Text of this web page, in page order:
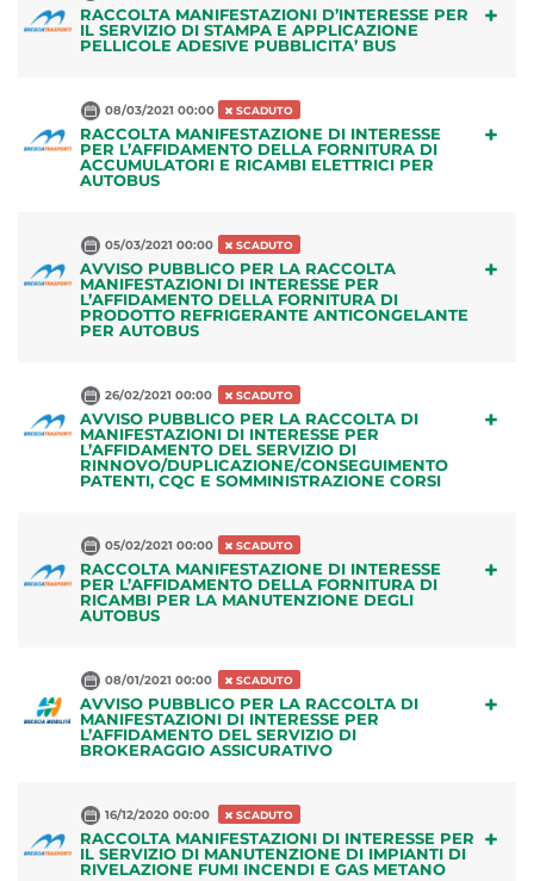
RACCOLTA MANIFESTAZIONI D’INTERESSE PER
IL SERVIZIO DI STAMPA E APPLICAZIONE
PELLICOLE ADESIVE PUBBLICITA’ BUS
+
08/03/2021 00:00 SCADUTO
RACCOLTA MANIFESTAZIONE DI INTERESSE
PER L’AFFIDAMENTO DELLA FORNITURA DI
ACCUMULATORI E RICAMBI ELETTRICI PER
AUTOBUS
+
05/03/2021 00:00 SCADUTO
AVVISO PUBBLICO PER LA RACCOLTA
MANIFESTAZIONI DI INTERESSE PER
L’AFFIDAMENTO DELLA FORNITURA DI
PRODOTTO REFRIGERANTE ANTICONGELANTE
PER AUTOBUS
+
26/02/2021 00:00 SCADUTO
AVVISO PUBBLICO PER LA RACCOLTA DI
MANIFESTAZIONI DI INTERESSE PER
L’AFFIDAMENTO DEL SERVIZIO DI
RINNOVO/DUPLICAZIONE/CONSEGUIMENTO
PATENTI, CQC E SOMMINISTRAZIONE CORSI
+
05/02/2021 00:00 SCADUTO
RACCOLTA MANIFESTAZIONE DI INTERESSE
PER L’AFFIDAMENTO DELLA FORNITURA DI
RICAMBI PER LA MANUTENZIONE DEGLI
AUTOBUS
+
08/01/2021 00:00 SCADUTO
AVVISO PUBBLICO PER LA RACCOLTA DI
MANIFESTAZIONI DI INTERESSE PER
L’AFFIDAMENTO DEL SERVIZIO DI
BROKERAGGIO ASSICURATIVO
+
16/12/2020 00:00 SCADUTO
RACCOLTA MANIFESTAZIONI DI INTERESSE PER
IL SERVIZIO DI MANUTENZIONE DI IMPIANTI DI
RIVELAZIONE FUMI INCENDI E GAS METANO
+